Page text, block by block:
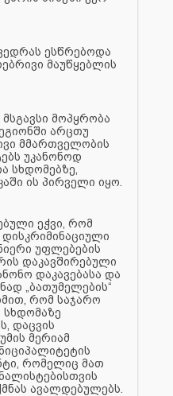
ესწრებოდა
მაუწყებლის
მოპყრობა
არცთუ
მმართველობის
უკანონოდ
სხდომებზე,
ის პირველი იყო.
ეჭვი, რომ
დისკრიმინაციული
უფლებების
დაკავშირებული
დაკავებასა და
„ბათუმელების“
რომ საჯარო
სხდომაზე
დაცვის
მერიამ
რომელიც მათ
ავალდებულებს.